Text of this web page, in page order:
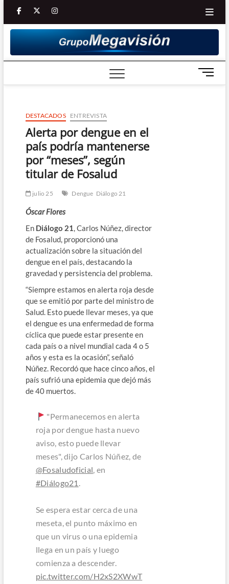
Saltar
contenido
facebooktwitter
Youtube
instagram
B
o
DESTACADOS ENTREVISTA
Alerta por dengue en el
país podría mantenerse
por “meses”, según
titular de Fosalud
julio 25 Dengue Diálogo 21
Óscar Flores
En Diálogo 21, Carlos Núñez, director
de Fosalud, proporcionó una
actualización sobre la situación del
dengue en el país, destacando la
gravedad y persistencia del problema.
“Siempre estamos en alerta roja desde
que se emitió por parte del ministro de
Salud. Esto puede llevar meses, ya que
el dengue es una enfermedad de forma
cíclica que puede estar presente en
cada país o a nivel mundial cada 4 o 5
años y esta es la ocasión”, señaló
Núñez. Recordó que hace cinco años, el
país sufrió una epidemia que dejó más
de 40 muertos.
"Permanecemos en alerta
roja por dengue hasta nuevo
aviso, esto puede llevar
meses", dijo Carlos Núñez, de
@Fosaludoficial, en
#Diálogo21 .
Se espera estar cerca de una
meseta, el punto máximo en
que un virus o una epidemia
llega en un país y luego
comienza a descender.
pic.twitter.com/H2xS2XWwT